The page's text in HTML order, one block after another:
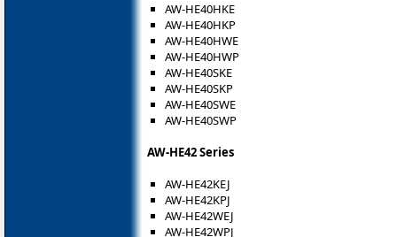
AW-HE40HKE
AW-HE40HKP
AW-HE40HWE
AW-HE40HWP
AW-HE40SKE
AW-HE40SKP
AW-HE40SWE
AW-HE40SWP
AW-HE42 Series
AW-HE42KEJ
AW-HE42KPJ
AW-HE42WEJ
AW-HE42WPJ